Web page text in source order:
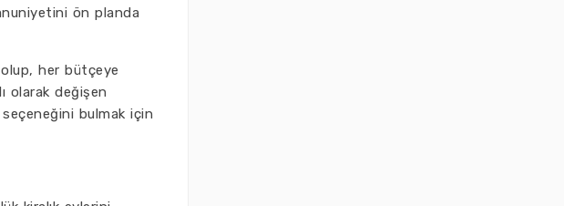
ön planda
her bütçeye
olarak değişen
bulmak için